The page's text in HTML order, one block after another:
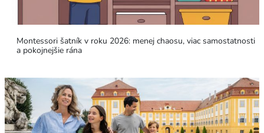
Montessori šatník v roku 2026: menej chaosu, viac samostatnosti
a pokojnejšie rána